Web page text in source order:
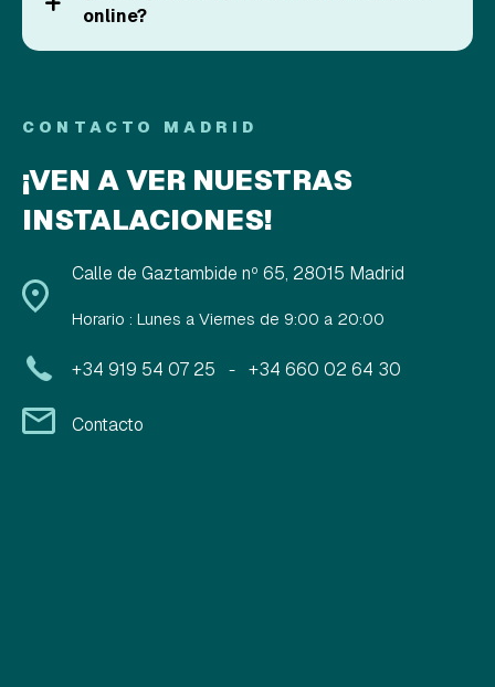
online?
CONTACTO MADRID
¡VEN A VER NUESTRAS
INSTALACIONES!
Calle de Gaztambide nº 65, 28015 Madrid
Horario : Lunes a Viernes de 9:00 a 20:00
+34 919 54 07 25 - +34 660 02 64 30
Contacto